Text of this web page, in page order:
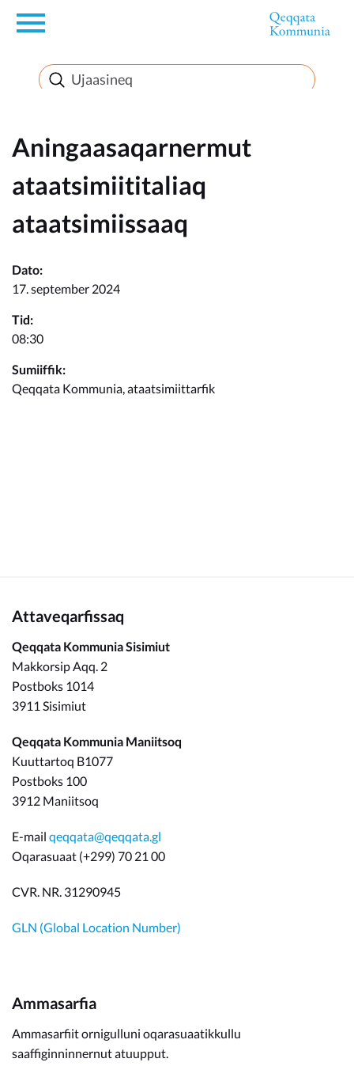
en
Innuttaasunut
Inuussutissarsiorneq
Politikki
Takornariat
Kommunimi pilersaarut
Aningaasaqarnermut
ataatsimiititaliaq
ataatsimiissaaq
Dato:
17. september 2024
Tid:
08:30
Sumiiffik:
Qeqqata Kommunia, ataatsimiittarfik
Attaveqarfissaq
Qeqqata Kommunia Sisimiut
Makkorsip Aqq. 2
Postboks 1014
3911 Sisimiut
Qeqqata Kommunia Maniitsoq
Kuuttartoq B1077
Postboks 100
3912 Maniitsoq
E-mail qeqqata@qeqqata.gl
Oqarasuaat (+299) 70 21 00
CVR. NR. 31290945
GLN (Global Location Number)
Ammasarfia
Ammasarfiit ornigulluni oqarasuaatikkullu
saaffiginninnernut atuupput.